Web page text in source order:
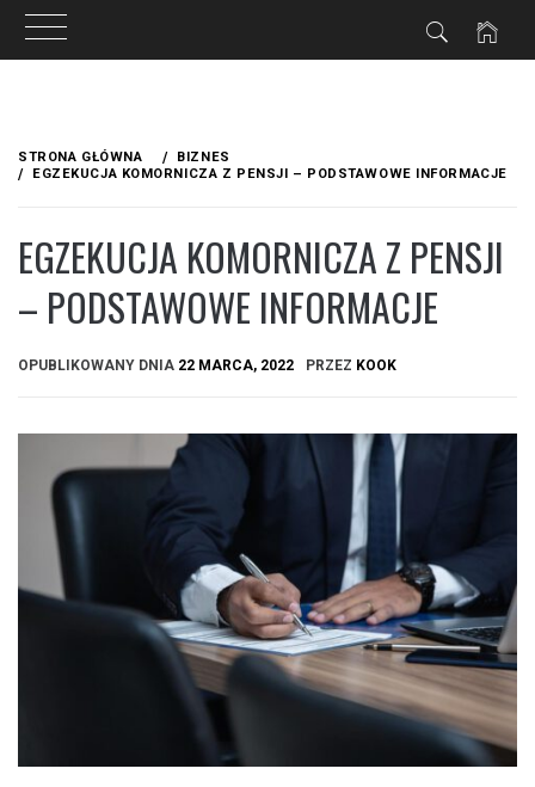
treści
STRONA GŁÓWNA
BIZNES
EGZEKUCJA KOMORNICZA Z PENSJI – PODSTAWOWE INFORMACJE
EGZEKUCJA KOMORNICZA Z PENSJI
– PODSTAWOWE INFORMACJE
OPUBLIKOWANY DNIA 22 MARCA, 2022 PRZEZ KOOK